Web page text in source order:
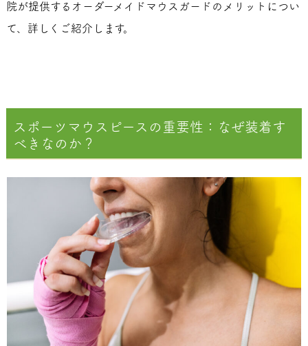
院が提供するオーダーメイドマウスガードのメリットについ
て、詳しくご紹介します。
スポーツマウスピースの重要性：なぜ装着す
べきなのか？